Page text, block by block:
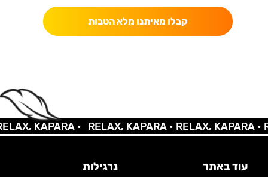
קבלו מאיתנו מלא הטבות
KAPARA • RELAX, KAPARA •RELAX, KAPARA •
עוד באתר נרגילות